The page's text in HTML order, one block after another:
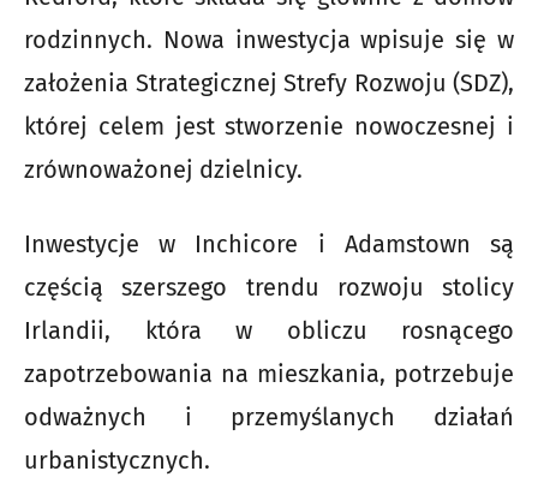
rodzinnych. Nowa inwestycja wpisuje się w
założenia Strategicznej Strefy Rozwoju (SDZ),
której celem jest stworzenie nowoczesnej i
zrównoważonej dzielnicy.
Inwestycje w Inchicore i Adamstown są
częścią szerszego trendu rozwoju stolicy
Irlandii, która w obliczu rosnącego
zapotrzebowania na mieszkania, potrzebuje
odważnych i przemyślanych działań
urbanistycznych.